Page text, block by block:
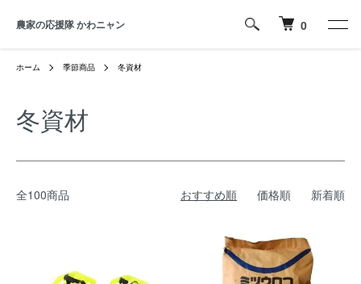
農家の応援隊 かわニャン 0
ホーム 季節商品 冬資材
冬資材
全100商品 おすすめ順 価格順 新着順